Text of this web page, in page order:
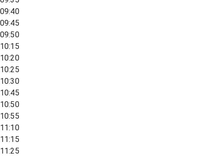
09:40
09:45
09:50
10:15
10:20
10:25
10:30
10:45
10:50
10:55
11:10
11:15
11:25